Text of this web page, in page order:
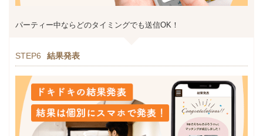
パーティー中ならどのタイミングでも送信OK！
STEP6 結果発表